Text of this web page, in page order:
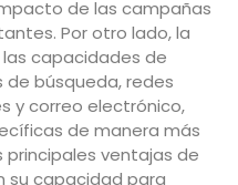
de las campañas
Por otro lado, la
capacidades de
búsqueda, redes
y correo electrónico,
de manera más
principales ventajas de
su capacidad para